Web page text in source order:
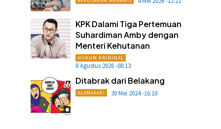
KPK Dalami Tiga Pertemuan
Suhardiman Amby dengan
Menteri Kehutanan
HUKUM KRIMINAL
8 Agustus 2026 -08:13
Ditabrak dari Belakang
ALAMAAAK! 30 Mei 2024 -16:10